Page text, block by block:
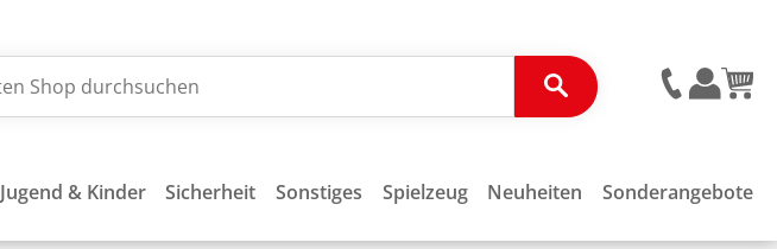
Jugend & Kinder Sicherheit Sonstiges Spielzeug Neuheiten Sonderangebote